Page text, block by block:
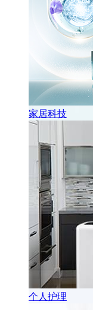
家居科技
个人护理